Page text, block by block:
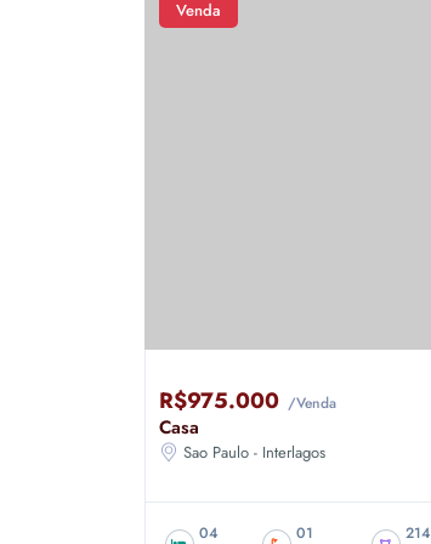
Venda
R$975.000 /Venda
Casa
Sao Paulo - Interlagos
04 01 214